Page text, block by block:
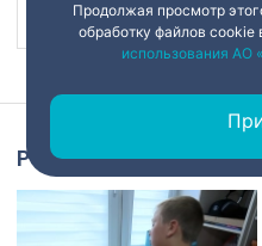
Наш канал
Репортаж
Продолжая просмотр
обработку файлов cookie
использования АО